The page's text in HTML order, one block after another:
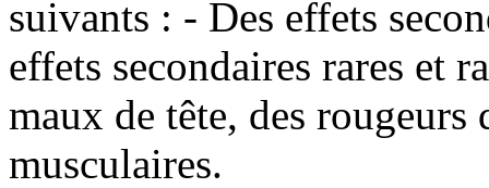
suivants : - Des effets
effets secondaires rares et
maux de tête, des rougeurs
musculaires.